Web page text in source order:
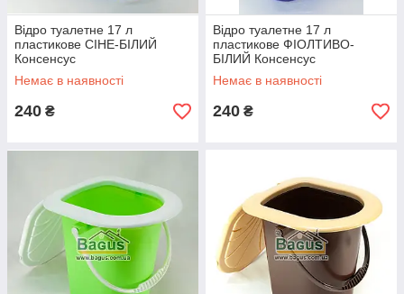
Відро туалетне 17 л
пластикове СІНЕ-БІЛИЙ
Консенсус
Немає в наявності
240 ₴
Відро туалетне 17 л
пластикове ФІОЛТИВО-
БІЛИЙ Консенсус
Немає в наявності
240 ₴